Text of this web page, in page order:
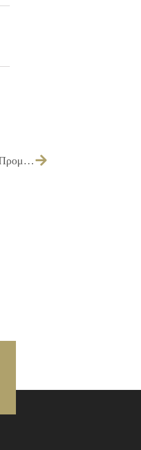
091/2011 – Έγκριση πίστωσης και τεχνικών προδιαγραφών για την «Προμήθεια υγρών καυσίμων για καθαρισμό και απολύμανση κάδων απορριμμάτων».